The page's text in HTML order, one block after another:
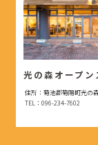
光の森オープン
住所：菊池郡菊陽町光の
TEL：096-234-7602